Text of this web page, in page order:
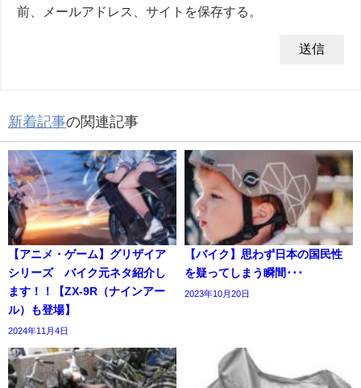
前、メールアドレス、サイトを保存する。
新着記事の関連記事
【アニメ・ゲーム】グリザイア
シリーズ バイク元ネタ紹介し
ます！！【ZX-9R（ナインアー
ル）も登場】
2024年11月4日
【バイク】思わず日本の国民性
を疑ってしまう瞬間･･･
2023年10月20日